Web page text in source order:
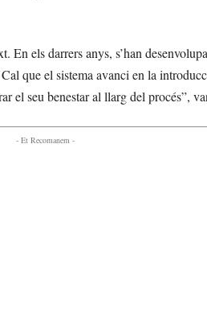
En els darrers anys, s’han
que el sistema avanci en la
el seu benestar al llarg del procés”,
- Et Recomanem -